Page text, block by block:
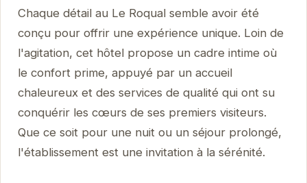
Chaque détail au Le Roqual semble avoir été
conçu pour offrir une expérience unique. Loin de
l'agitation, cet hôtel propose un cadre intime où
le confort prime, appuyé par un accueil
chaleureux et des services de qualité qui ont su
conquérir les cœurs de ses premiers visiteurs.
Que ce soit pour une nuit ou un séjour prolongé,
l'établissement est une invitation à la sérénité.